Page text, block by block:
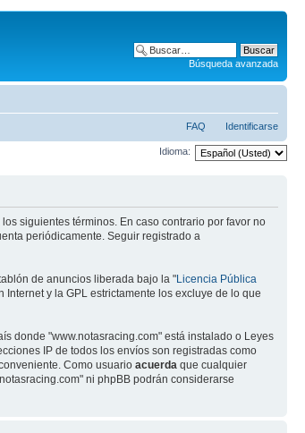
Búsqueda avanzada
FAQ Identificarse
Idioma:
siguientes términos. En caso contrario por favor no
periódicamente. Seguir registrado a
de anuncios liberada bajo la "Licencia Pública
y la GPL estrictamente los excluye de lo que
donde "www.notasracing.com" está instalado o Leyes
IP de todos los envíos son registradas como
Como usuario acuerda que cualquier
ni phpBB podrán considerarse